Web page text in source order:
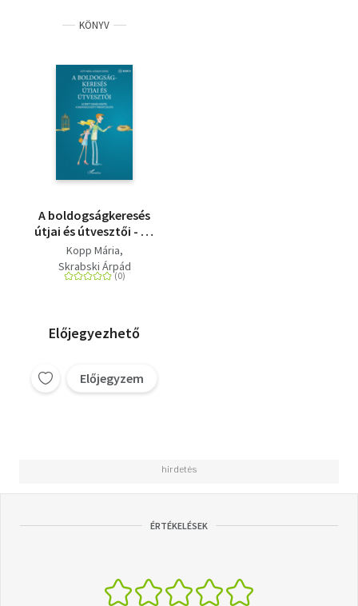
KÖNYV
A boldogságkeresés
útjai és útvesztői - Az
érett személyiségtől a
kiegyensúlyozott
párkapcsolatig
Kopp Mária
Skrabski Árpád
Előjegyezhető
Előjegyzem
ÉRTÉKELÉSEK